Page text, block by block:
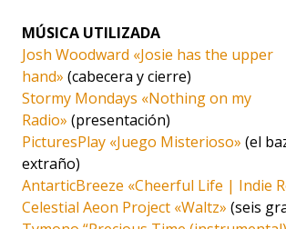
MÚSICA UTILIZADA
Josh Woodward «Josie has the upper
hand» (cabecera y cierre)
Stormy Mondays «Nothing on my
Radio» (presentación)
PicturesPlay «Juego Misterioso» (el
extraño)
AntarticBreeze «Cheerful Life | Indie
Celestial Aeon Project «Waltz» (seis